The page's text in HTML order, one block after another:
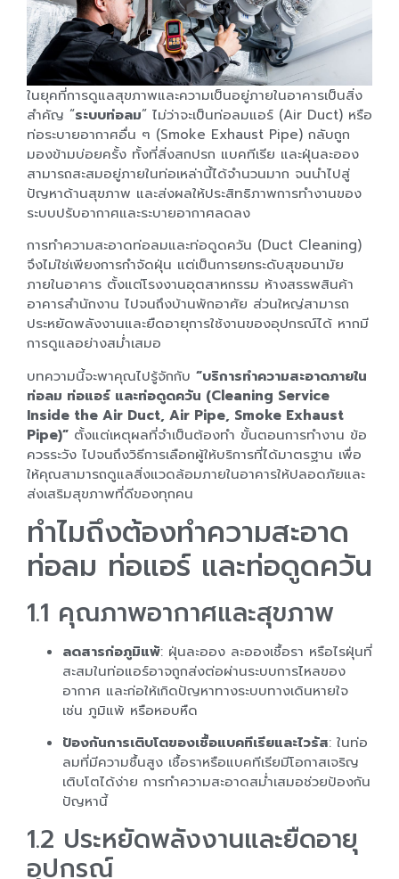
ในยุคที่การดูแลสุขภาพและความเป็นอยู่ภายในอาคารเป็นสิ่ง
สำคัญ “ระบบท่อลม” ไม่ว่าจะเป็นท่อลมแอร์ (Air Duct) หรือ
ท่อระบายอากาศอื่น ๆ (Smoke Exhaust Pipe) กลับถูก
มองข้ามบ่อยครั้ง ทั้งที่สิ่งสกปรก แบคทีเรีย และฝุ่นละออง
สามารถสะสมอยู่ภายในท่อเหล่านี้ได้จำนวนมาก จนนำไปสู่
ปัญหาด้านสุขภาพ และส่งผลให้ประสิทธิภาพการทำงานของ
ระบบปรับอากาศและระบายอากาศลดลง
การทำความสะอาดท่อลมและท่อดูดควัน (Duct Cleaning)
จึงไม่ใช่เพียงการกำจัดฝุ่น แต่เป็นการยกระดับสุขอนามัย
ภายในอาคาร ตั้งแต่โรงงานอุตสาหกรรม ห้างสรรพสินค้า
อาคารสำนักงาน ไปจนถึงบ้านพักอาศัย ส่วนใหญ่สามารถ
ประหยัดพลังงานและยืดอายุการใช้งานของอุปกรณ์ได้ หากมี
การดูแลอย่างสม่ำเสมอ
บทความนี้จะพาคุณไปรู้จักกับ “บริการทำความสะอาดภายใน
ท่อลม ท่อแอร์ และท่อดูดควัน (Cleaning Service
Inside the Air Duct, Air Pipe, Smoke Exhaust
Pipe)” ตั้งแต่เหตุผลที่จำเป็นต้องทำ ขั้นตอนการทำงาน ข้อ
ควรระวัง ไปจนถึงวิธีการเลือกผู้ให้บริการที่ได้มาตรฐาน เพื่อ
ให้คุณสามารถดูแลสิ่งแวดล้อมภายในอาคารให้ปลอดภัยและ
ส่งเสริมสุขภาพที่ดีของทุกคน
ทำไมถึงต้องทำความสะอาด
ท่อลม ท่อแอร์ และท่อดูดควัน
1.1 คุณภาพอากาศและสุขภาพ
ลดสารก่อภูมิแพ้: ฝุ่นละออง ละอองเชื้อรา หรือไรฝุ่นที่
สะสมในท่อแอร์อาจถูกส่งต่อผ่านระบบการไหลของ
อากาศ และก่อให้เกิดปัญหาทางระบบทางเดินหายใจ
เช่น ภูมิแพ้ หรือหอบหืด
ป้องกันการเติบโตของเชื้อแบคทีเรียและไวรัส: ในท่อ
ลมที่มีความชื้นสูง เชื้อราหรือแบคทีเรียมีโอกาสเจริญ
เติบโตได้ง่าย การทำความสะอาดสม่ำเสมอช่วยป้องกัน
ปัญหานี้
1.2 ประหยัดพลังงานและยืดอายุ
อุปกรณ์